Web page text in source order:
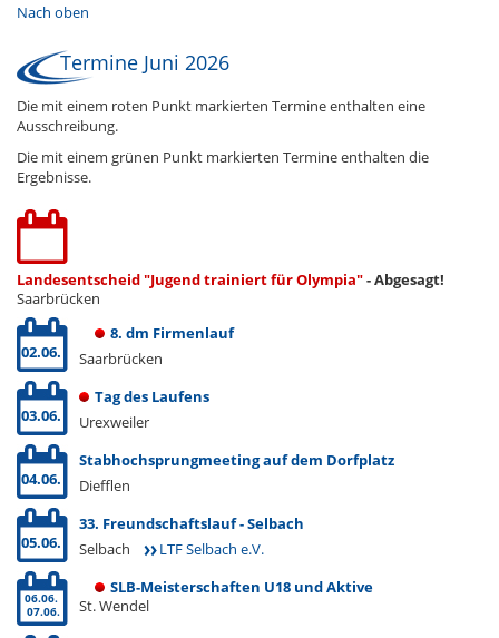
Nach oben
Termine Juni 2026
Die mit einem roten Punkt markierten Termine enthalten eine
Ausschreibung.
Die mit einem grünen Punkt markierten Termine enthalten die
Ergebnisse.
Landesentscheid "Jugend trainiert für Olympia"- Abgesagt!
Saarbrücken
8. dm Firmenlauf
02.06.
Saarbrücken
Tag des Laufens
03.06.
Urexweiler
Stabhochsprungmeeting auf dem Dorfplatz
04.06.
Diefflen
33. Freundschaftslauf - Selbach
05.06.
Selbach
LTF Selbach e.V.
SLB-Meisterschaften U18 und Aktive
06.06.
07.06.
St. Wendel